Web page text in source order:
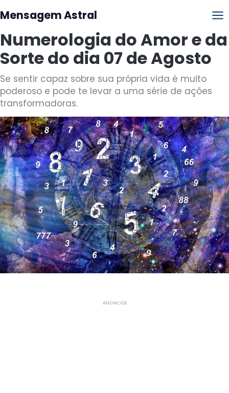
Mensagem Astral
Numerologia do Amor e da
Sorte do dia 07 de Agosto
Se sentir capaz sobre sua própria vida é muito
poderoso e pode te levar a uma série de ações
transformadoras.
ANÚNCIOS